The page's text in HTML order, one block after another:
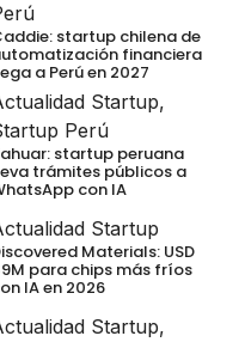
startup chilena de
financiera
a Perú en 2027
Startup,
Perú
startup peruana
trámites públicos a
con IA
Startup
Materials: USD
para chips más fríos
IA en 2026
Startup,